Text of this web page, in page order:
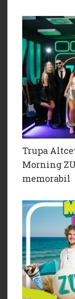
Trupa
Morning
memorabil